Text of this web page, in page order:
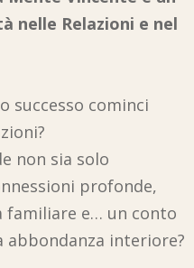
nelle Relazioni e nel
successo cominci
non sia solo
profonde,
familiare e… un conto
interiore?